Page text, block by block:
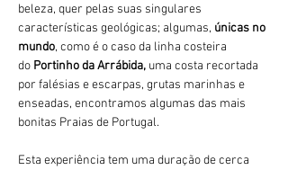
beleza, quer pelas suas singulares
características geológicas; algumas, únicas no
mundo, como é o caso da linha costeira
do Portinho da Arrábida, uma costa recortada
por falésias e escarpas, grutas marinhas e
enseadas, encontramos algumas das mais
bonitas Praias de Portugal.
Esta experiência tem uma duração de cerca